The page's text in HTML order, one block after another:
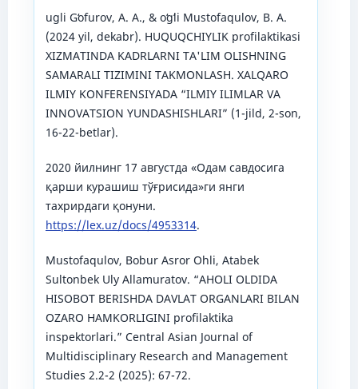
ugli Gʻofurov, A. A., & oʻgʻli Mustofaqulov, B. A.
(2024 yil, dekabr). HUQUQCHIYLIK profilaktikasi
XIZMATINDA KADRLARNI TA'LIM OLISHNING
SAMARALI TIZIMINI TAKMONLASH. XALQARO
ILMIY KONFERENSIYADA “ILMIY ILIMLAR VA
INNOVATSION YUNDASHISHLARI” (1-jild, 2-son,
16-22-betlar).
2020 йилнинг 17 августда «Одам савдосига
қарши курашиш тўғрисида»ги янги
тахрирдаги қонуни.
https://lex.uz/docs/4953314.
Mustofaqulov, Bobur Asror Ohli, Atabek
Sultonbek Uly Allamuratov. “AHOLI OLDIDA
HISOBOT BERISHDA DAVLAT ORGANLARI BILAN
OZARO HAMKORLIGINI profilaktika
inspektorlari.” Central Asian Journal of
Multidisciplinary Research and Management
Studies 2.2-2 (2025): 67-72.